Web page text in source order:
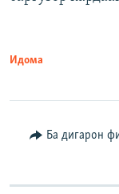
Идома
Ба дигарон